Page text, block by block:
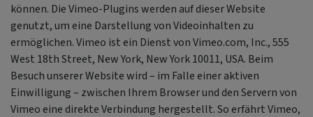
können. Die Vimeo-Plugins werden auf dieser Website
genutzt, um eine Darstellung von Videoinhalten zu
ermöglichen. Vimeo ist ein Dienst von Vimeo.com, Inc., 555
West 18th Street, New York, New York 10011, USA. Beim
Besuch unserer Website wird – im Falle einer aktiven
Einwilligung – zwischen Ihrem Browser und den Servern von
Vimeo eine direkte Verbindung hergestellt. So erfährt Vimeo,